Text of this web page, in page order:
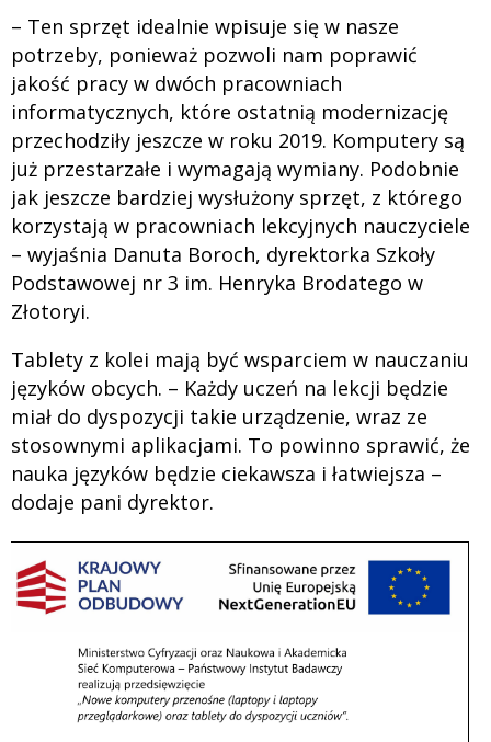
– Ten sprzęt idealnie wpisuje się w nasze
potrzeby, ponieważ pozwoli nam poprawić
jakość pracy w dwóch pracowniach
informatycznych, które ostatnią modernizację
przechodziły jeszcze w roku 2019. Komputery są
już przestarzałe i wymagają wymiany. Podobnie
jak jeszcze bardziej wysłużony sprzęt, z którego
korzystają w pracowniach lekcyjnych nauczyciele
– wyjaśnia Danuta Boroch, dyrektorka Szkoły
Podstawowej nr 3 im. Henryka Brodatego w
Złotoryi.
Tablety z kolei mają być wsparciem w nauczaniu
języków obcych. – Każdy uczeń na lekcji będzie
miał do dyspozycji takie urządzenie, wraz ze
stosownymi aplikacjami. To powinno sprawić, że
nauka języków będzie ciekawsza i łatwiejsza –
dodaje pani dyrektor.